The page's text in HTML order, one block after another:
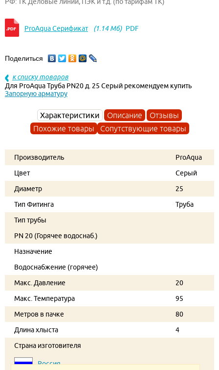
РФ: ТК Деловые линии, ПЭК и т.д. (по тарифам ТК)
ProAqua Серификат (1.14 Мб) PDF
Поделиться
к списку товаров
Для ProAqua Труба PN20 д. 25 Серый рекомендуем купить
Запорную арматуру
Характеристики Описание
Отзывы
Похожие товары
Сопутствующие товары
Производитель
ProAqua
Цвет
Серый
Диаметр
25
Тип Фитинга
Труба
Тип трубы
PN 20 (Горячее водоснаб.)
Назначение
Водоснабжение (горячее)
Макс. Давление
20
Макс. Температура
95
Метров в пачке
80
Длина хлыста
4
Страна изготовителя
Россия